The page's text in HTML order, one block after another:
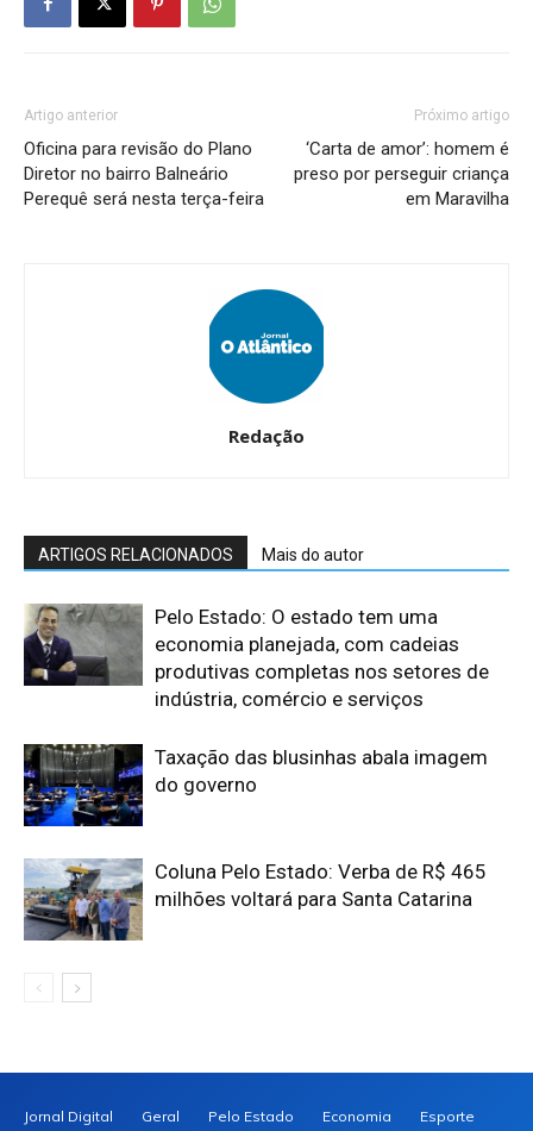
Artigo anterior
Oficina para revisão do Plano
Diretor no bairro Balneário
Perequê será nesta terça-feira
Próximo artigo
‘Carta de amor’: homem é
preso por perseguir criança
em Maravilha
Redação
ARTIGOS RELACIONADOS Mais do autor
Pelo Estado: O estado tem uma
economia planejada, com cadeias
produtivas completas nos setores de
indústria, comércio e serviços
Taxação das blusinhas abala imagem
do governo
Coluna Pelo Estado: Verba de R$ 465
milhões voltará para Santa Catarina
Jornal Digital Geral Pelo Estado Economia Esporte